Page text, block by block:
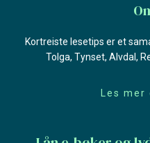
Kortreiste lesetips er et
Tolga, Tynset, Alvdal,
Les mer